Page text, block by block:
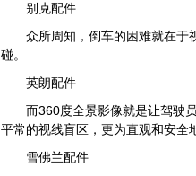
别克配件
众所周知，倒车的困难就在于
碰。
英朗配件
而360度全景影像就是让驾驶
平常的视线盲区，更为直观和安全
雪佛兰配件